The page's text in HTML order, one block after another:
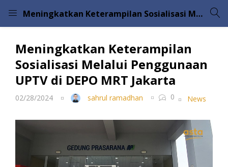
Meningkatkan Keterampilan Sosialisasi Melalui Penggunaan UPTV di DEPO MRT Jakarta
LOGIN
Enter your username and password to login.
Lost password?
Please enter an answer in digits:
Meningkatkan Keterampilan
Sosialisasi Melalui Penggunaan
UPTV di DEPO MRT Jakarta
02/28/2024 sahrul ramadhan 0 News